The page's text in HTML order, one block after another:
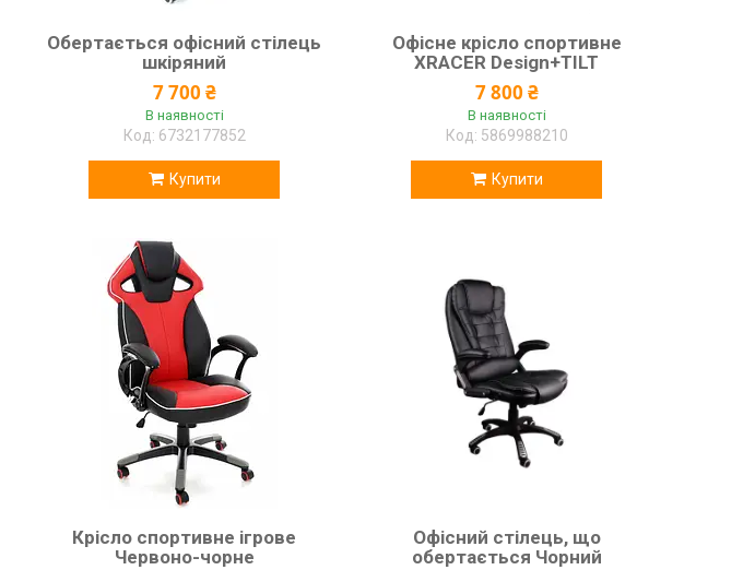
Обертається офісний стілець
шкіряний
7 700 ₴
В наявності
6732177852
Купити
Офісне крісло спортивне
XRACER Design+TILT
7 800 ₴
В наявності
5869988210
Купити
Крісло спортивне ігрове
Червоно-чорне
Офісний стілець, що
обертається Чорний